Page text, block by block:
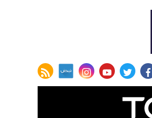
facebook
twitter
youtube
instagram
rss feed